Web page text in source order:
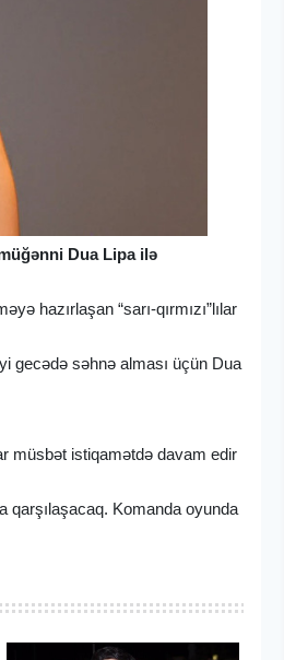
Dua Lipa ilə
hazırlaşan “sarı-qırmızı”lılar
gecədə səhnə alması üçün Dua
müsbət istiqamətdə davam edir
qarşılaşacaq. Komanda oyunda